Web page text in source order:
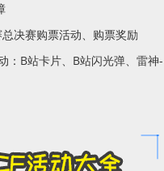
总决赛购票活动、购票奖励
：B站卡片、B站闪光弹、雷神-